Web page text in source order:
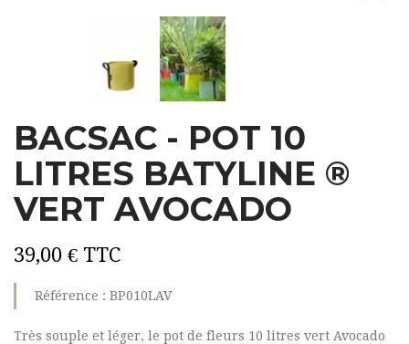
BACSAC - POT 10
LITRES BATYLINE ®
VERT AVOCADO
39,00 € TTC
Référence : BP010LAV
Très souple et léger, le pot de fleurs 10 litres vert Avocado